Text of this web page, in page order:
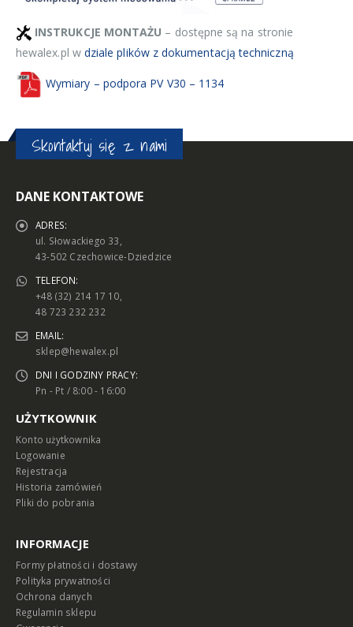
INSTRUKCJE MONTAŻU – dostępne są na stronie
hewalex.pl w dziale plików z dokumentacją techniczną
Wymiary – podpora PV V30 – 1134
Skontaktuj się z nami
DANE KONTAKTOWE
ADRES:
ul. Słowackiego 33,
43-502 Czechowice-Dziedzice
TELEFON:
+48 (32) 214 17 10,
48 723 232 232
EMAIL:
sklep@hewalex.pl
DNI I GODZINY PRACY:
Pn - Pt / 8:00 - 16:00
UŻYTKOWNIK
Konto użytkownika
Logowanie
Rejestracja
Historia zamówień
Pliki do pobrania
INFORMACJE
Formy płatności i dostawy
Polityka prywatności
Ochrona danych
Regulamin sklepu